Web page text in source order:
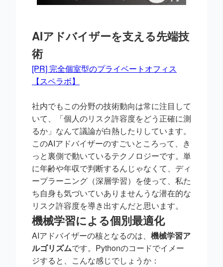
AIアドバイザーを支える先端技
術
[PR] 完全個室型のプライベートオフィス
【スペラボ】
社内でもこの分野の技術動向は常に注目して
いて、「個人のリスク許容度をどう正確に測
るか」なんて議論が白熱したりしています。
このAIアドバイザーのすごいところって、き
っと裏側で動いているテクノロジーです。単
に年齢や年収で判断するんじゃなくて、ディ
ープラーニング（深層学習）を使って、私た
ち自身も気づいていありませんうな潜在的な
リスク許容度を導き出すんだと思います。
機械学習による個別最適化
AIアドバイザーの核となるのは、 機械学習ア
ルゴリズムです。Pythonのコードでイメー
ジすると、こんな感じでしょうか：